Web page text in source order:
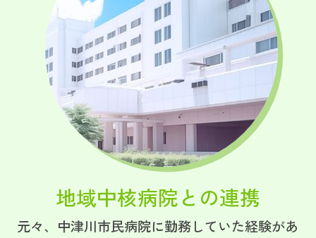
地域中核病院との連携
元々、中津川市民病院に勤務していた経験があ